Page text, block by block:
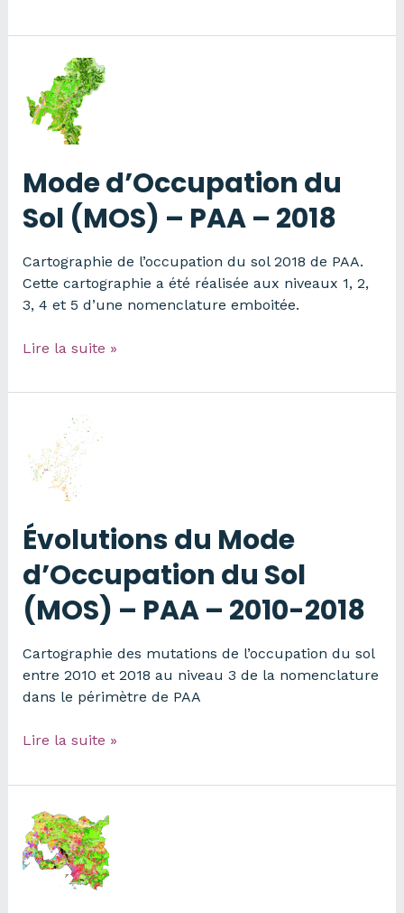
du
(MOS)
–
PAA
Mode d’Occupation du
Sol (MOS) – PAA – 2018
Cartographie de l’occupation du sol 2018 de PAA.
Cette cartographie a été réalisée aux niveaux 1, 2,
3, 4 et 5 d’une nomenclature emboitée.
Mode
du
–
PAA
2018
Lire la suite »
Évolutions du Mode
d’Occupation du Sol
(MOS) – PAA – 2010-2018
Cartographie des mutations de l’occupation du sol
entre 2010 et 2018 au niveau 3 de la nomenclature
dans le périmètre de PAA
Évolutions
Mode
du
Sol
(MOS)
Lire la suite »